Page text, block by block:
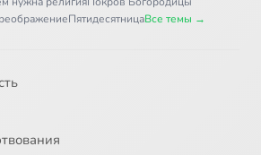
ПятидесятницаВсе темы →